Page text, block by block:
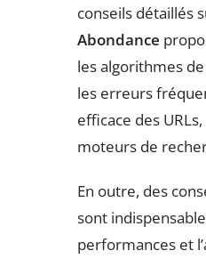
conseils détaillés
Abondance
les algorithmes
les erreurs
efficace des
moteurs de
En outre, des
sont
performances et